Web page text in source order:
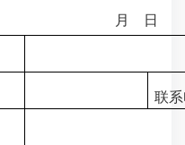
月 日
联